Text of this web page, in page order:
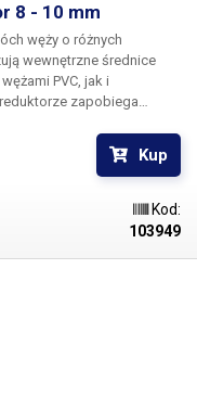
8 - 10 mm
węży o różnych
wewnętrzne średnice
PVC, jak i
zapobiega
mm Waga: 10g
Kup
Kod:
103949